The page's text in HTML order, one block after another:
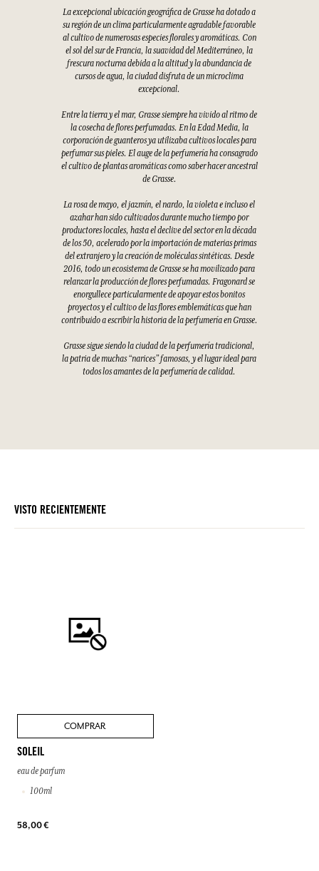
La excepcional ubicación geográfica de Grasse ha dotado a
su región de un clima particularmente agradable favorable
al cultivo de numerosas especies florales y aromáticas. Con
el sol del sur de Francia, la suavidad del Mediterráneo, la
frescura nocturna debida a la altitud y la abundancia de
cursos de agua, la ciudad disfruta de un microclima
excepcional.
Entre la tierra y el mar, Grasse siempre ha vivido al ritmo de
la cosecha de flores perfumadas. En la Edad Media, la
corporación de guanteros ya utilizaba cultivos locales para
perfumar sus pieles. El auge de la perfumería ha consagrado
el cultivo de plantas aromáticas como saber hacer ancestral
de Grasse.
La rosa de mayo, el jazmín, el nardo, la violeta e incluso el
azahar han sido cultivados durante mucho tiempo por
productores locales, hasta el declive del sector en la década
de los 50, acelerado por la importación de materias primas
del extranjero y la creación de moléculas sintéticas. Desde
2016, todo un ecosistema de Grasse se ha movilizado para
relanzar la producción de flores perfumadas. Fragonard se
enorgullece particularmente de apoyar estos bonitos
proyectos y el cultivo de las flores emblemáticas que han
contribuido a escribir la historia de la perfumería en Grasse.
Grasse sigue siendo la ciudad de la perfumería tradicional,
la patria de muchas “narices” famosas, y el lugar ideal para
todos los amantes de la perfumería de calidad.
VISTO RECIENTEMENTE
COMPRAR
SOLEIL
eau de parfum
100ml
58,00 €